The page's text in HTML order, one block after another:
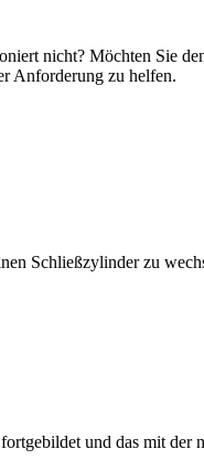
nicht? Möchten Sie
Anforderung zu helfen.
Schließzylinder zu
und das mit